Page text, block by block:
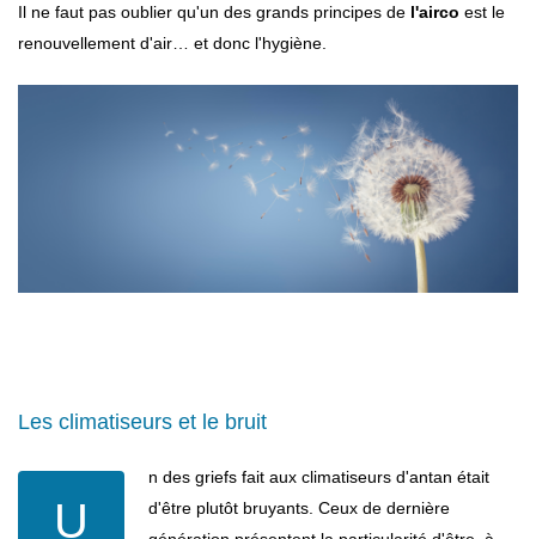
Il ne faut pas oublier qu'un des grands principes de l'airco est le
renouvellement d'air… et donc l'hygiène.
Les climatiseurs et le bruit
U
n des griefs fait aux climatiseurs d'antan était
d'être plutôt bruyants. Ceux de dernière